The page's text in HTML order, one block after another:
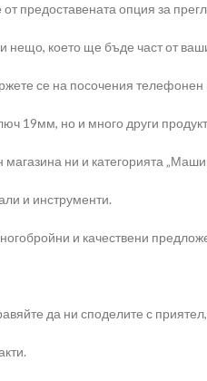
предоставената опция за
нещо, което ще бъде част от
се на посочения телефонен
19мм, но и много други
ни и категорията
и инструменти.
и качествени
да ни споделите с